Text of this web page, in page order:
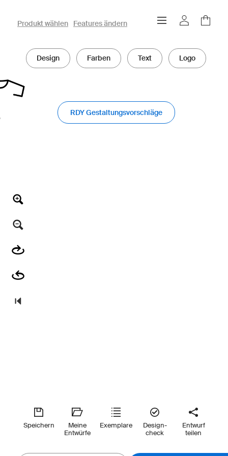
owayo 3D-Konfigurator
Produkt wählen Features ändern
Design Farben Text Logo
RDY Gestaltungsvorschläge
Speichern
Meine
Entwürfe
Exemplare
Design-
check
Entwurf
teilen